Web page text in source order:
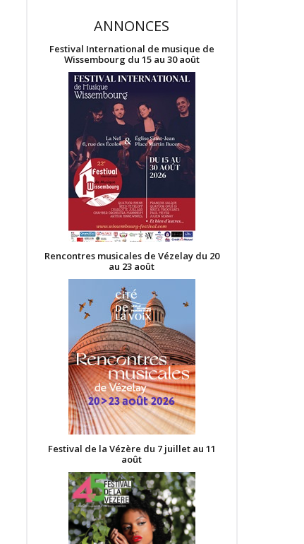
ANNONCES
Festival International de musique de
Wissembourg du 15 au 30 août
Rencontres musicales de Vézelay du 20
au 23 août
Festival de la Vézère du 7 juillet au 11
août